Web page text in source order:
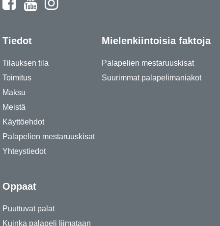
Tiedot
Tilauksen tila
Toimitus
Maksu
Meistä
Käyttöehdot
Palapelien mestaruuskisat
Yhteystiedot
Mielenkiintoisia faktoja
Palapelien mestaruuskisat
Suurimmat palapelimaniakot
Oppaat
Puuttuvat palat
Kuinka palapeli liimataan